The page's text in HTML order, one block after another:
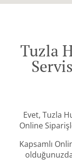
Tuzla
Evet, Tuzla
Online
Kapsamlı